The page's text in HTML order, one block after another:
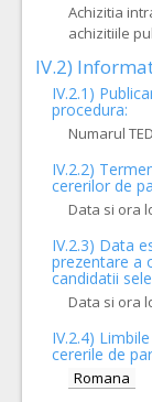
Achizitia
achizitiile
IV.2)
IV.2.1)
procedura:
Numarul
IV.2.2)
cererilor de
Data si ora
IV.2.3) Data
prezentare a
candidatii
Data si ora
IV.2.4)
cererile de
Romana